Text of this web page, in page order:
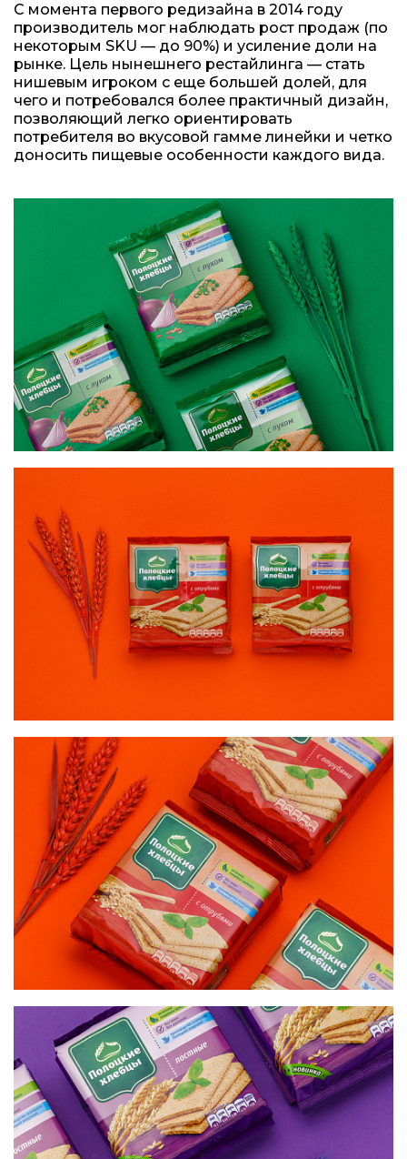
С момента первого редизайна в 2014 году
производитель мог наблюдать рост продаж (по
некоторым SKU — до 90%) и усиление доли на
рынке. Цель нынешнего рестайлинга — стать
нишевым игроком с еще большей долей, для
чего и потребовался более практичный дизайн,
позволяющий легко ориентировать
потребителя во вкусовой гамме линейки и четко
доносить пищевые особенности каждого вида.